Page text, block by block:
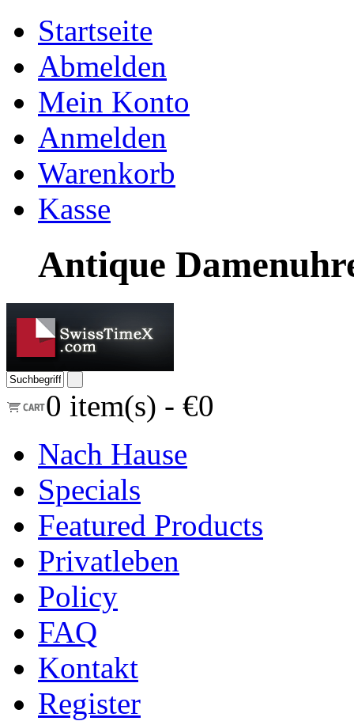
Startseite
Abmelden
Mein Konto
Anmelden
Warenkorb
Kasse
Antique
0 item(s) - €0
Nach Hause
Specials
Featured Products
Privatleben
Policy
FAQ
Kontakt
Register